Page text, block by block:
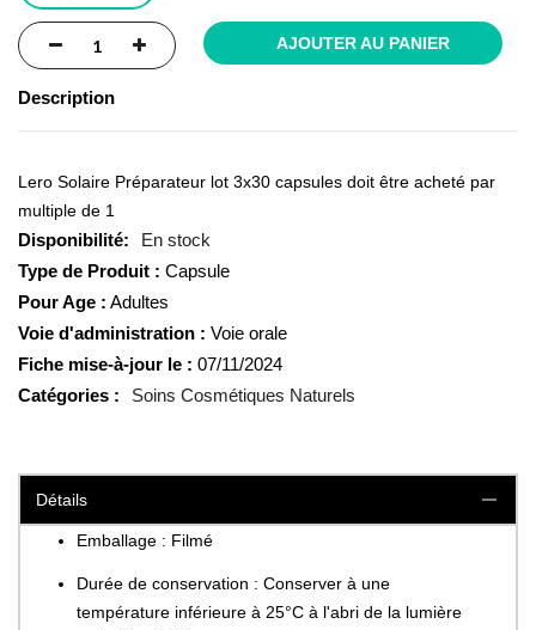
AJOUTER AU PANIER
Description
Lero Solaire Préparateur lot 3x30 capsules doit être acheté par
multiple de 1
En stock
Type de Produit : Capsule
Pour Age : Adultes
Voie d'administration : Voie orale
Fiche mise-à-jour le : 07/11/2024
Catégories :
Soins Cosmétiques Naturels
Détails
Emballage : Filmé
Durée de conservation : Conserver à une
température inférieure à 25°C à l'abri de la lumière